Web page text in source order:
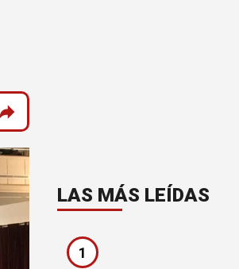
LAS MÁS LEÍDAS
1